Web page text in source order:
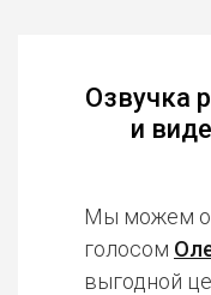
Озвучка
и
Мы можем
голосом
выгодной